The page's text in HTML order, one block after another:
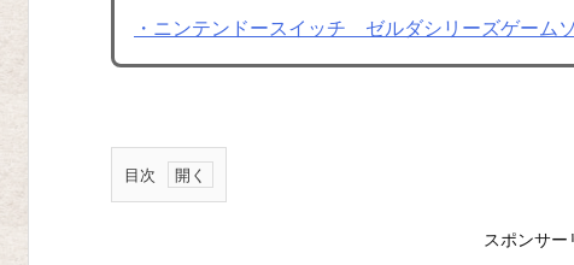
・ニンテンドースイッチ ゼルダシリーズゲーム
目次
ニ
スポンサー